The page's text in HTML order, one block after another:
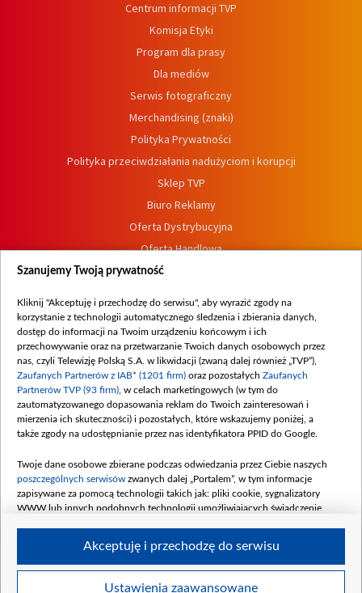
Centrum informacji TVP
Komisja Etyki
Program dla prasy
Dla mediów
Serwis fotograficzny
Merchandising (znaki)
Polityka Prywatności
Polityka przeciwdziałania nadużyciom i korupcji
Sklep TVP
Biuro Reklamy
Oferta Dystrybucyjna
Oferta Handlowa
Dostępność
Procedura zgłoszeń wewnętrznych
Szanujemy Twoją prywatność
Kliknij "Akceptuję i przechodzę do serwisu", aby wyrazić zgody na
korzystanie z technologii automatycznego śledzenia i zbierania danych,
dostęp do informacji na Twoim urządzeniu końcowym i ich
przechowywanie oraz na przetwarzanie Twoich danych osobowych przez
nas, czyli Telewizję Polską S.A. w likwidacji (zwaną dalej również „TVP”),
Zaufanych Partnerów z IAB* (1201 firm) oraz pozostałych Zaufanych
Partnerów TVP (93 firm) , w celach marketingowych (w tym do
zautomatyzowanego dopasowania reklam do Twoich zainteresowań i
mierzenia ich skuteczności) i pozostałych, które wskazujemy poniżej, a
także zgody na udostępnianie przez nas identyfikatora PPID do Google.
Twoje dane osobowe zbierane podczas odwiedzania przez Ciebie naszych
poszczególnych serwisów zwanych dalej „Portalem”, w tym informacje
zapisywane za pomocą technologii takich jak: pliki cookie, sygnalizatory
WWW lub innych podobnych technologii umożliwiających świadczenie
Twoje dane osobowe zbierane podczas odwiedzania przez Ciebie
Ustawienia zaawansowane
Akceptuję i przechodzę do serwisu